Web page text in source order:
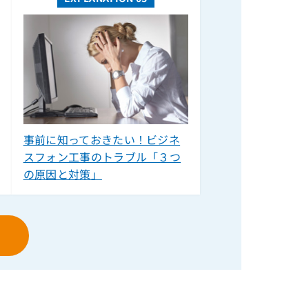
IX-16PSUB-R(S)
IX-1CS
IX-1CS-S
IX-1ICOTB-S
IX-24KTAPF-N(WHT)
IX-24KT-D（美品保証なしB）
IX-24KTDXE(BLK)
IX-24KTDXE(BLK)用(電話機壁掛用品)
IX-24KTDXE(WHT)
IX-24KTDXE(WHT)用(電話機壁掛用品)
IX-24KTDXW(BKM)
IX-24KTDXW(WHT)
IX-24KT-EXT
事前に知っておきたい！ビジネ
スフォン工事のトラブル「３つ
の原因と対策」